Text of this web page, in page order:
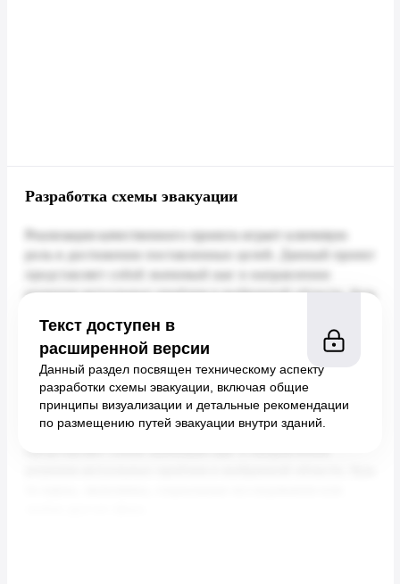
Разработка схемы эвакуации
Текст доступен в
расширенной версии
Данный раздел посвящен техническому аспекту
разработки схемы эвакуации, включая общие
принципы визуализации и детальные рекомендации
по размещению путей эвакуации внутри зданий.